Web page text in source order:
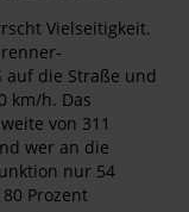
Vielseitigkeit.
auf die Straße und
km/h. Das
von 311
wer an die
nur 54
Prozent